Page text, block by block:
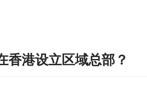
香港设立区域总部？